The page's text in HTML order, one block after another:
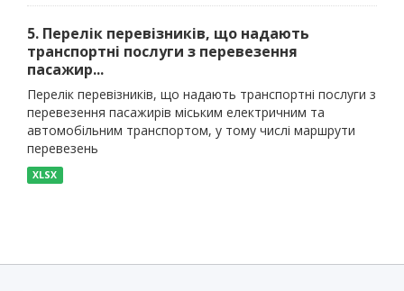
5. Перелік перевізників, що надають
транспортні послуги з перевезення
пасажир...
Перелік перевізників, що надають транспортні послуги з
перевезення пасажирів міським електричним та
автомобільним транспортом, у тому числі маршрути
перевезень
XLSX